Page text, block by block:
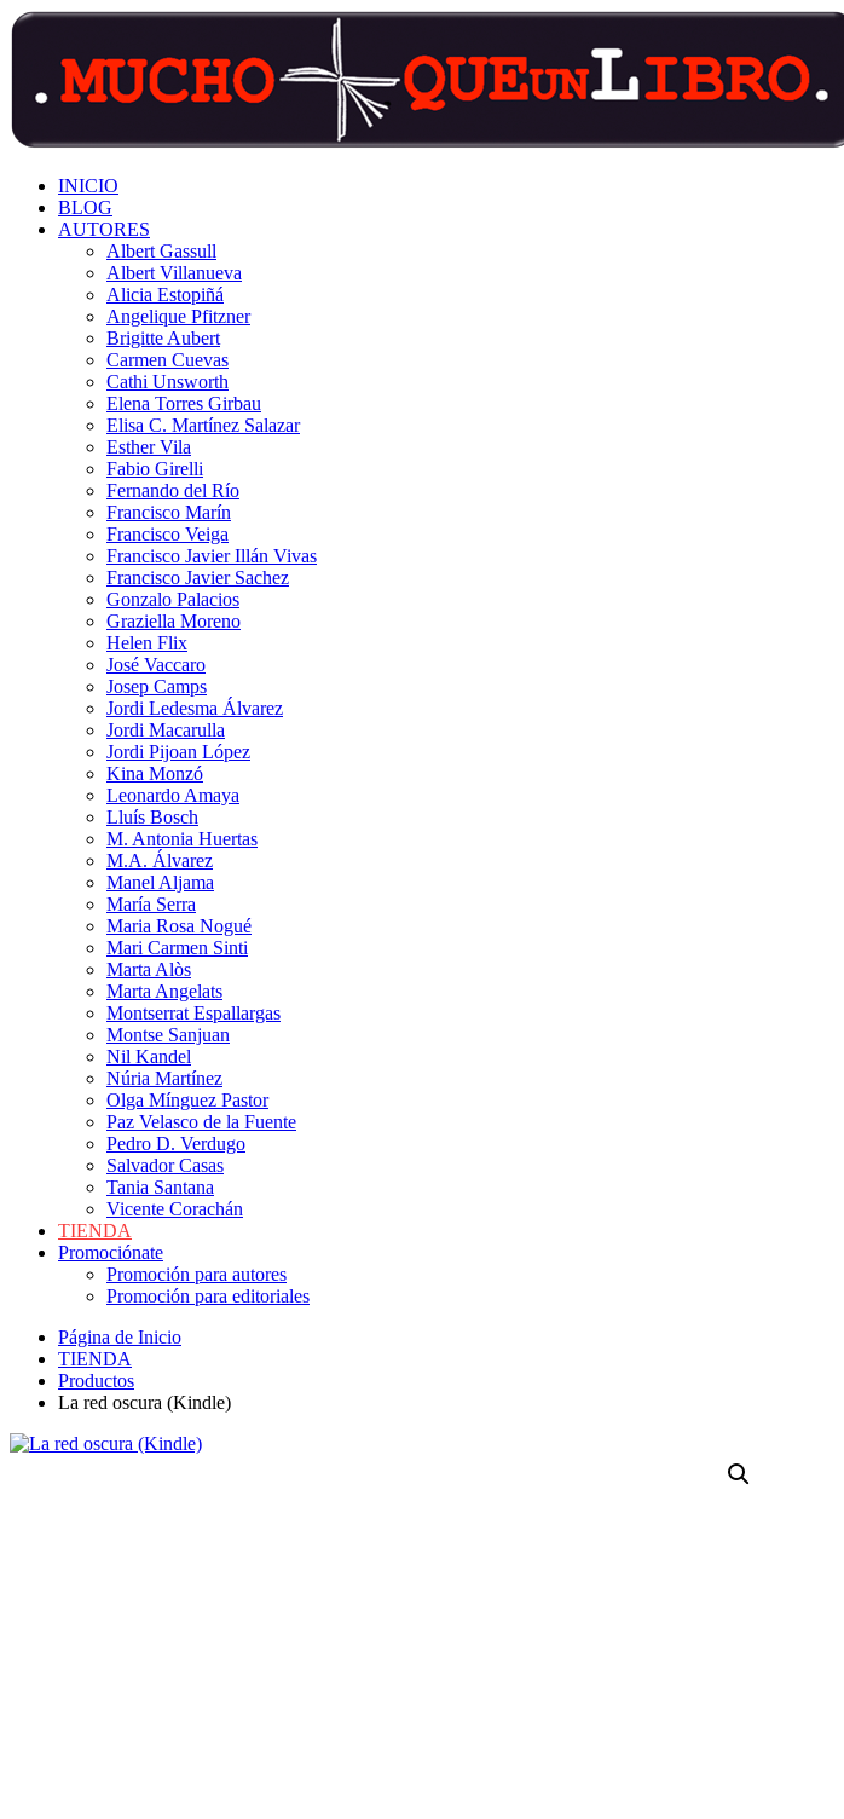
Saltar
INICIO
BLOG
AUTORES
Albert Gassull
Albert Villanueva
Alicia Estopiñá
Angelique Pfitzner
Brigitte Aubert
Carmen Cuevas
Cathi Unsworth
Elena Torres Girbau
Elisa C. Martínez Salazar
Esther Vila
Fabio Girelli
Fernando del Río
Francisco Marín
Francisco Veiga
Francisco Javier Illán Vivas
Francisco Javier Sachez
Gonzalo Palacios
Graziella Moreno
Helen Flix
José Vaccaro
Josep Camps
Jordi Ledesma Álvarez
Jordi Macarulla
Jordi Pijoan López
Kina Monzó
Leonardo Amaya
Lluís Bosch
M. Antonia Huertas
M.A. Álvarez
Manel Aljama
María Serra
Maria Rosa Nogué
Mari Carmen Sinti
Marta Alòs
Marta Angelats
Montserrat Espallargas
Montse Sanjuan
Nil Kandel
Núria Martínez
Olga Mínguez Pastor
Paz Velasco de la Fuente
Pedro D. Verdugo
Salvador Casas
Tania Santana
Vicente Corachán
TIENDA
Promociónate
Promoción para autores
Promoción para editoriales
Página de Inicio
TIENDA
Productos
La red oscura (Kindle)